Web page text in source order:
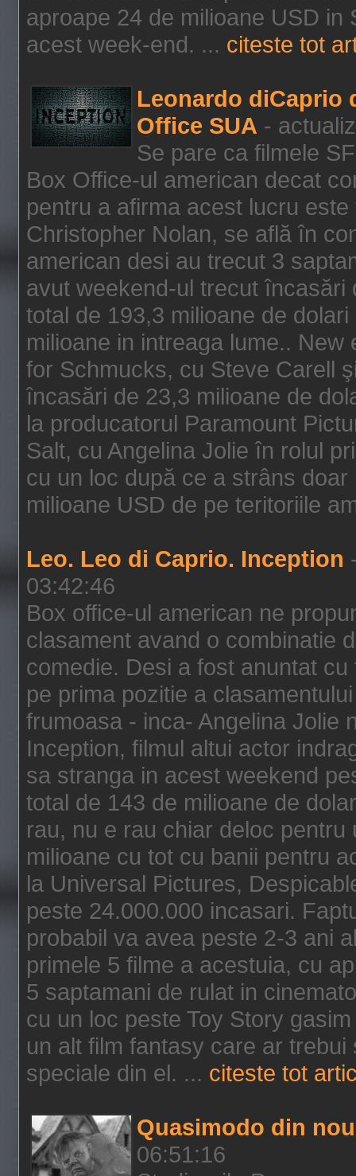
aproape 24 de milioane USD in
acest week-end. ... citeste tot
Leonardo diCaprio
Office SUA -
Se pare ca filmele
Box Office-ul american decat
pentru a afirma acest lucru
Christopher Nolan, se află în
american desi au trecut 3
avut weekend-ul trecut încasări
total de 193,3 milioane de
milioane in intreaga lume..
for Schmucks, cu Steve Carell
încasări de 23,3 milioane de
la producatorul Paramount
Salt, cu Angelina Jolie în rolul
cu un loc după ce a strâns
milioane USD de pe teritoriile
Leo. Leo di Caprio. Inception
03:42:46
Box office-ul american ne
clasament avand o combinatie
comedie. Desi a fost anuntat
pe prima pozitie a
frumoasa - inca- Angelina Jolie
Inception, filmul altui actor
sa stranga in acest weekend
total de 143 de milioane de
rau, nu e rau chiar deloc
milioane cu tot cu banii pentru
la Universal Pictures,
peste 24.000.000 incasari.
probabil va avea peste 2-3 ani
primele 5 filme a acestuia, cu
5 saptamani de rulat in
cu un loc peste Toy Story
un alt film fantasy care ar
speciale din el. ... citeste tot
Quasimodo din
06:51:16